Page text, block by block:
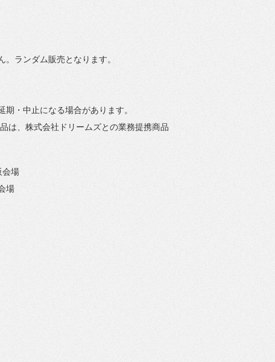
ランダム販売となります。
期・中止になる場合があります。
は、株式会社ドリームズとの業務提携商品
会場
場